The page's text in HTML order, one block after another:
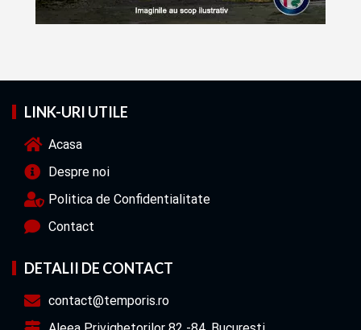
LINK-URI UTILE
Acasa
Despre noi
Politica de Confidentialitate
Contact
DETALII DE CONTACT
contact@temporis.ro